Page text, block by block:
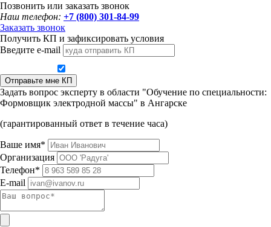
Позвонить или заказать звонок
Наш телефон: +7 (800) 301-84-99
Заказать звонок
Получить КП и зафиксировать условия
Введите e-mail
Отправьте мне КП
Задать вопрос эксперту в области "Обучение по специальности:
Формовщик электродной массы" в Ангарске
(гарантированный ответ в течение часа)
Ваше имя*
Организация
Телефон*
E-mail